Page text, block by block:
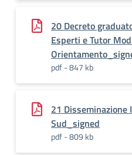
20 Decreto
Esperti e Tutor
pdf - 847 kb
21 Disseminazione
Sud_signed
pdf - 809 kb